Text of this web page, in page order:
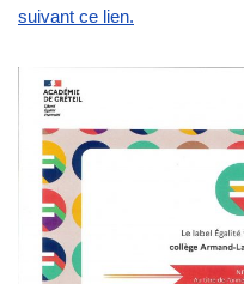
suivant ce lien.